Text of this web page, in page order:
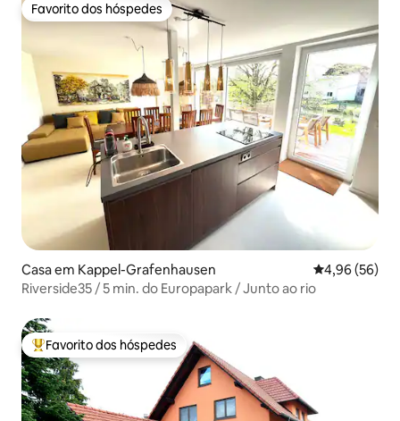
Favorito dos hóspedes
Favorito dos hóspedes
Casa em Kappel-Grafenhausen Classificação
4,96 (56)
Riverside35 / 5 min. do Europapark / Junto ao rio
Favoritos dos hóspedes mais apreciados
Favorito dos hóspedes